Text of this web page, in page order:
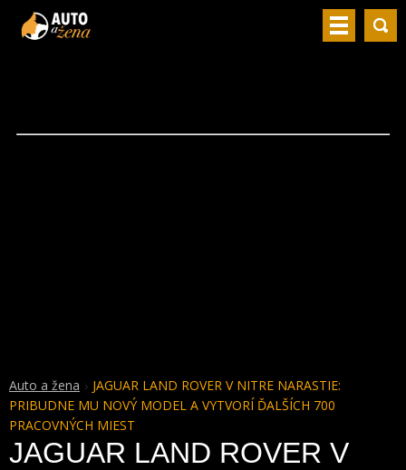
Auto a žena
JAGUAR LAND ROVER V NITRE NARASTIE:
PRIBUDNE MU NOVÝ MODEL A VYTVORÍ ĎALŠÍCH 700
PRACOVNÝCH MIEST
JAGUAR LAND ROVER V